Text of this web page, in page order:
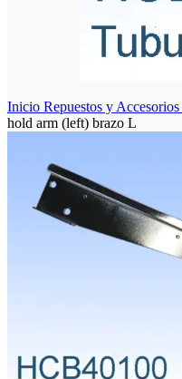
Inicio Repuestos y Accesorios
hold arm (left) brazo L